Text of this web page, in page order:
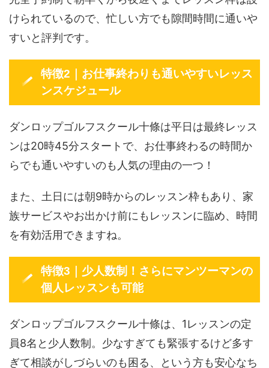
けられているので、忙しい方でも隙間時間に通いや
すいと評判です。
特徴2｜お仕事終わりも通いやすいレッス
ンスケジュール
ダンロップゴルフスクール十條は平日は最終レッス
ンは20時45分スタートで、お仕事終わるの時間か
らでも通いやすいのも人気の理由の一つ！
また、土日には朝9時からのレッスン枠もあり、家
族サービスやお出かけ前にもレッスンに臨め、時間
を有効活用できますね。
特徴3｜少人数制！さらにマンツーマンの
個人レッスンも可能
ダンロップゴルフスクール十條は、1レッスンの定
員8名と少人数制。少なすぎても緊張するけど多す
ぎて相談がしづらいのも困る、という方も安心なち